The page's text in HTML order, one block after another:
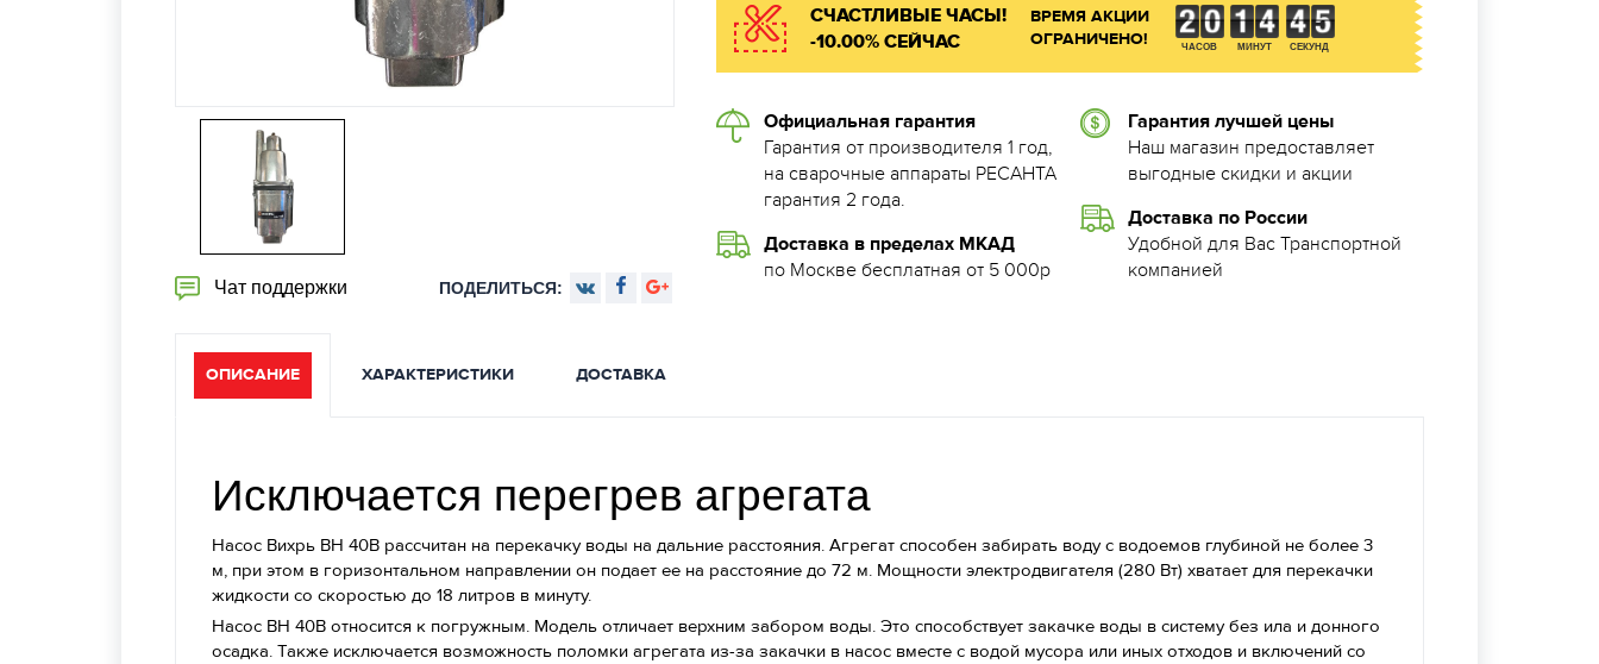
Чат поддержки ПОДЕЛИТЬСЯ:
СЧАСТЛИВЫЕ ЧАСЫ!
-10.00% СЕЙЧАС
ВРЕМЯ АКЦИИ
ОГРАНИЧЕНО!
ЧАСОВ МИНУТ СЕКУНД
Официальная гарантия
Гарантия от производителя 1 год,
на сварочные аппараты РЕСАНТА
гарантия 2 года.
Доставка в пределах МКАД
по Москве бесплатная от 5 000р
Гарантия лучшей цены
Наш магазин предоставляет
выгодные скидки и акции
Доставка по России
Удобной для Вас Транспортной
компанией
ОПИСАНИЕ ХАРАКТЕРИСТИКИ ДОСТАВКА
Исключается перегрев агрегата
Насос Вихрь ВН 40В рассчитан на перекачку воды на дальние расстояния. Агрегат способен забирать воду с водоемов глубиной не более 3
м, при этом в горизонтальном направлении он подает ее на расстояние до 72 м. Мощности электродвигателя (280 Вт) хватает для перекачки
жидкости со скоростью до 18 литров в минуту.
Насос ВН 40В относится к погружным. Модель отличает верхним забором воды. Это способствует закачке воды в систему без ила и донного
осадка. Также исключается возможность поломки агрегата из-за закачки в насос вместе с водой мусора или иных отходов и включений со